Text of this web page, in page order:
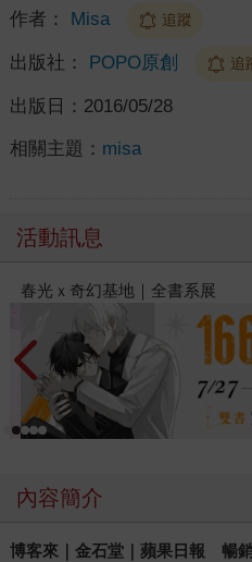
作者： Misa 追蹤
出版社： POPO原創 追
出版日： 2016/05/28
相關主題： misa
活動訊息
2026金石堂暑假漫博〈你好
內容簡介
博客來｜金石堂｜蘋果日報 暢